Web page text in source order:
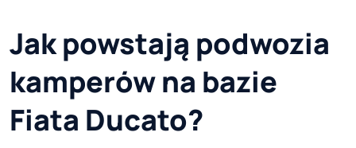
Jak powstają podwozia
kamperów na bazie
Fiata Ducato?